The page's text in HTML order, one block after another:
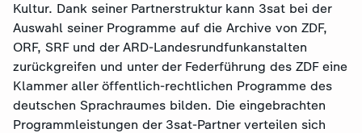
Kultur. Dank seiner Partnerstruktur kann 3sat bei der
Auswahl seiner Programme auf die Archive von ZDF,
ORF, SRF und der ARD-Landesrundfunkanstalten
zurückgreifen und unter der Federführung des ZDF eine
Klammer aller öffentlich-rechtlichen Programme des
deutschen Sprachraumes bilden. Die eingebrachten
Programmleistungen der 3sat-Partner verteilen sich